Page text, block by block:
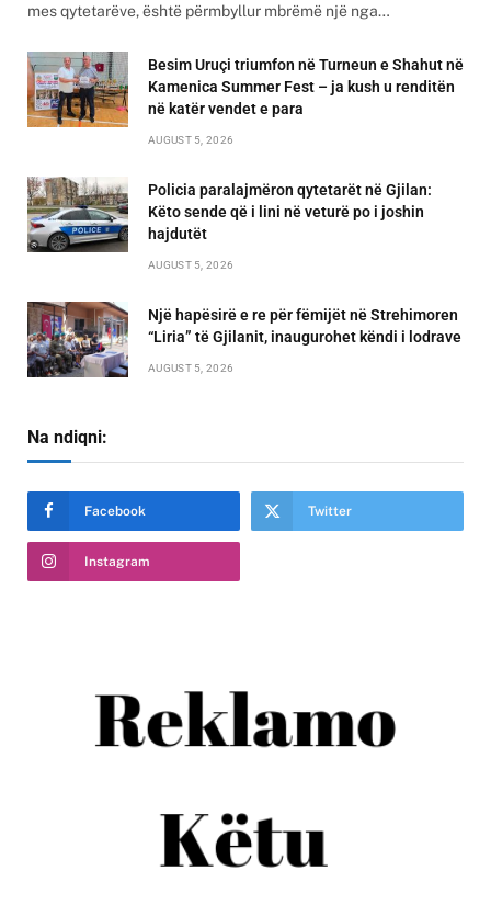
mes qytetarëve, është përmbyllur mbrëmë një nga…
Besim Uruçi triumfon në Turneun e Shahut në
Kamenica Summer Fest – ja kush u renditën
në katër vendet e para
AUGUST 5, 2026
Policia paralajmëron qytetarët në Gjilan:
Këto sende që i lini në veturë po i joshin
hajdutët
AUGUST 5, 2026
Një hapësirë e re për fëmijët në Strehimoren
“Liria” të Gjilanit, inaugurohet këndi i lodrave
AUGUST 5, 2026
Na ndiqni:
Facebook Twitter
Instagram